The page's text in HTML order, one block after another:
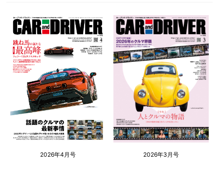
2026年4月号 2026年3月号